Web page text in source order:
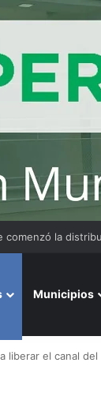
sostienen la
Municipios
liberar el canal